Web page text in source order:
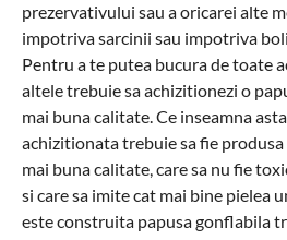
prezervativului sau a oricarei alte
impotriva sarcinii sau impotriva
Pentru a te putea bucura de toate
altele trebuie sa achizitionezi o
mai buna calitate. Ce inseamna
achizitionata trebuie sa fie
mai buna calitate, care sa nu fie
si care sa imite cat mai bine pielea
este construita papusa gonflabila